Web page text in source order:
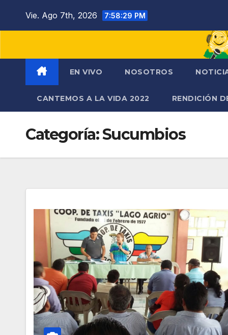
Vie. Ago 7th, 2026 7:58:30 PM
EN VIVO NOSOTROS
CANTEMOS A LA VIDA 2022 RENDICIÓN
Categoría:Sucumbios